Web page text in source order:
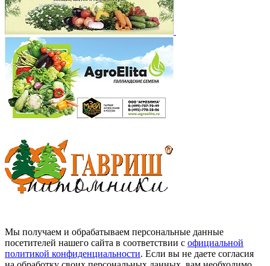
Мы получаем и обрабатываем персональные данные
посетителей нашего сайта в соответствии с официальной
политикой конфиденциальности. Если вы не даете согласия